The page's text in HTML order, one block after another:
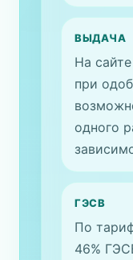
ВЫДАЧА
На
при
одного
ГЭСВ
По
46%